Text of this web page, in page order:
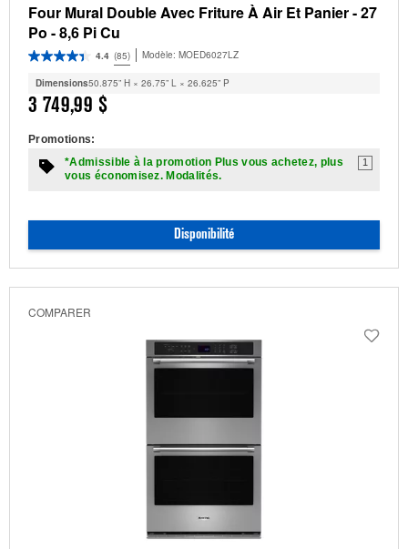
Four Mural Double Avec Friture À Air Et Panier - 27
Po - 8,6 Pi Cu
4.4 (85) Modèle: MOED6027LZ
Dimensions50.875” H × 26.75” L × 26.625” P
3 749,99 $
Promotions:
*Admissible à la promotion Plus vous achetez, plus
vous économisez. Modalités.
1
Disponibilité
COMPARER